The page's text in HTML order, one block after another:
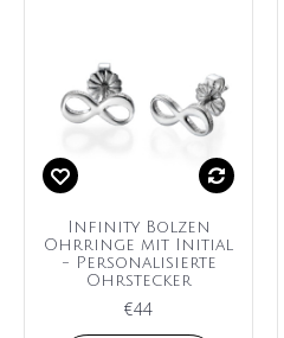
Infinity Bolzen
Ohrringe mit Initial
- Personalisierte
Ohrstecker
€44